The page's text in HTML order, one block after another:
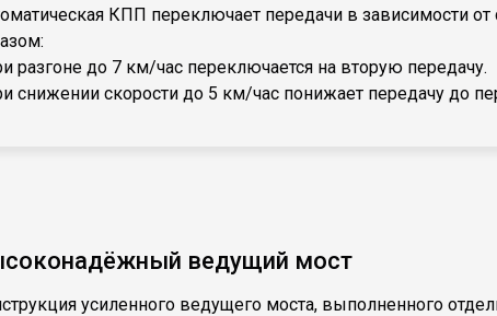
КПП переключает передачи в зависимости
разгоне до 7 км/час переключается на вторую передачу.
снижении скорости до 5 км/час понижает передачу до
ведущий мост
усиленного ведущего моста, выполненного